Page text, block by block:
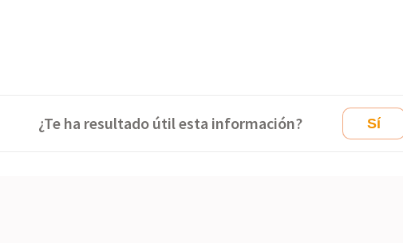
¿Te ha resultado útil esta información? Sí